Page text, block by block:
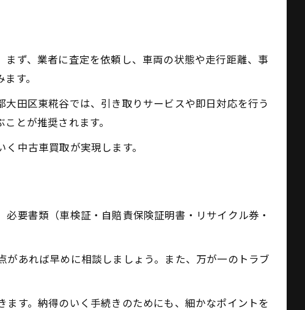
ず、業者に査定を依頼し、車両の状態や走行距離、事
す。
田区東糀谷では、引き取りサービスや即日対応を行う
とが推奨されます。
中古車買取が実現します。
要書類（車検証・自賠責保険証明書・リサイクル券・
あれば早めに相談しましょう。また、万が一のトラブ
す。納得のいく手続きのためにも、細かなポイントを